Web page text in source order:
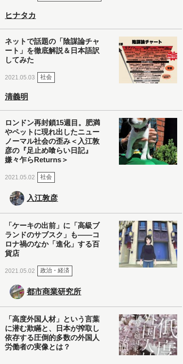
ヒナタカ
ネットで話題の「陰謀論チャ
ート」を徹底解説＆日本語訳
してみた
2021.05.03 社会
清義明
ロンドン再封鎖15週目。肥満
やペットに現れ出したニュー
ノーマル社会の歪み＜入江敦
彦の『足止め喰らい日記』
嫌々乍らReturns＞
2021.05.02 社会
入江敦彦
「ケーキの出前」に「高級ブ
ランドのサブスク」も――コ
ロナ禍のなか「進化」する百
貨店
2021.05.02 政治・経済
都市商業研究所
「高度外国人材」という言葉
に潜む欺瞞と、日本が搾取し
依存する圧倒的多数の外国人
労働者の実像とは？